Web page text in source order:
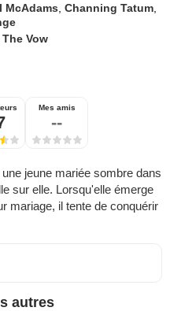
McAdams ,Channing Tatum
The Vow
Mes amis
--
jeune mariée sombre dans
sur elle. Lorsqu'elle émerge
mariage, il tente de conquérir
autres